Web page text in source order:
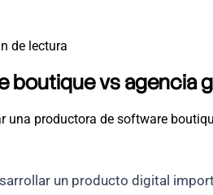
de lectura
boutique vs agencia
una productora de software
un producto digital